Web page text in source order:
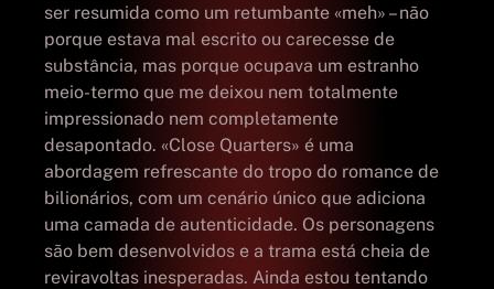
ser resumida como um retumbante «meh» – não
porque estava mal escrito ou carecesse de
substância, mas porque ocupava um estranho
meio-termo que me deixou nem totalmente
impressionado nem completamente
desapontado. «Close Quarters» é uma
abordagem refrescante do tropo do romance de
bilionários, com um cenário único que adiciona
uma camada de autenticidade. Os personagens
são bem desenvolvidos e a trama está cheia de
reviravoltas inesperadas. Ainda estou tentando